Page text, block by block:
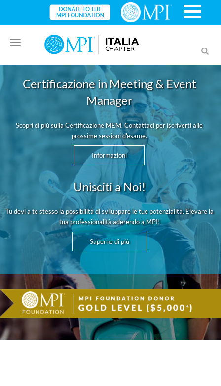
Toggle
navigation
Certificazione in Meeting & Event
Manager
Scopri di più sulla Certificazione MEM. Contattaci per iscriverti alle
prossime sessioni d'esame.
Informazioni
Unisciti a Noi!
Tu devi a te stesso la possibilità di sviluppare le tue potenzialità. Elevare la
tua professionalità aderendo a MPI!
Saperne di più